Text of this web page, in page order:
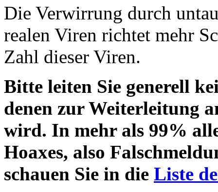
Die Verwirrung durch
realen Viren richtet mehr
Zahl dieser Viren.
Bitte leiten Sie generell
denen zur Weiterleitung
wird. In mehr als 99%
Hoaxes, also
schauen Sie in die Liste